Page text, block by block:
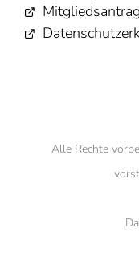
Mitgliedsantrag
Alle Rechte